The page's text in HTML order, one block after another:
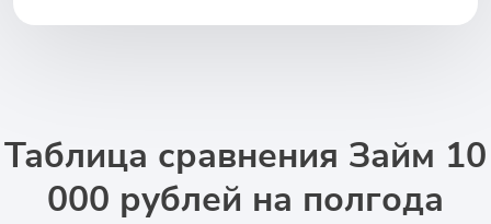
Таблица сравнения Займ 10
000 рублей на полгода